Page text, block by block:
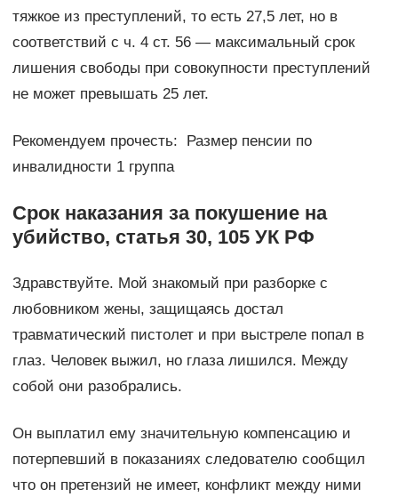
тяжкое из преступлений, то есть 27,5 лет, но в
соответствий с ч. 4 ст. 56 — максимальный срок
лишения свободы при совокупности преступлений
не может превышать 25 лет.
Рекомендуем прочесть: Размер пенсии по
инвалидности 1 группа
Срок наказания за покушение на
убийство, статья 30, 105 УК РФ
Здравствуйте. Мой знакомый при разборке с
любовником жены, защищаясь достал
травматический пистолет и при выстреле попал в
глаз. Человек выжил, но глаза лишился. Между
собой они разобрались.
Он выплатил ему значительную компенсацию и
потерпевший в показаниях следователю сообщил
что он претензий не имеет, конфликт между ними